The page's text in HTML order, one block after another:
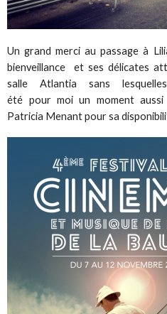
Un grand merci au passage à
bienveillance et ses délicates
salle Atlantia sans
été pour moi un moment
Patricia Menant pour sa